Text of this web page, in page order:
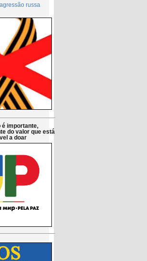
russa
é importante,
do valor que está
a doar